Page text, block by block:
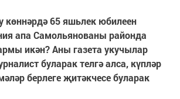
көннәрдә 65 яшьлек юбилеен
апа Самольянованы районда
икән? Аны газета укучылар
буларак телгә алса, күпләр
берлеге җитәкчесе буларак